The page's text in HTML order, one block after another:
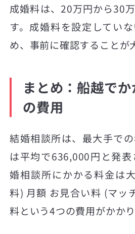
成婚料は、20万円から30
す。成婚料を設定してい
め、事前に確認することが
まとめ：船越で
の費用
結婚相談所は、最大手で
は平均で636,000円と発
婚相談所にかかる料金は
料) 月額 お見合い料 (マッ
料という4つの費用がかかり